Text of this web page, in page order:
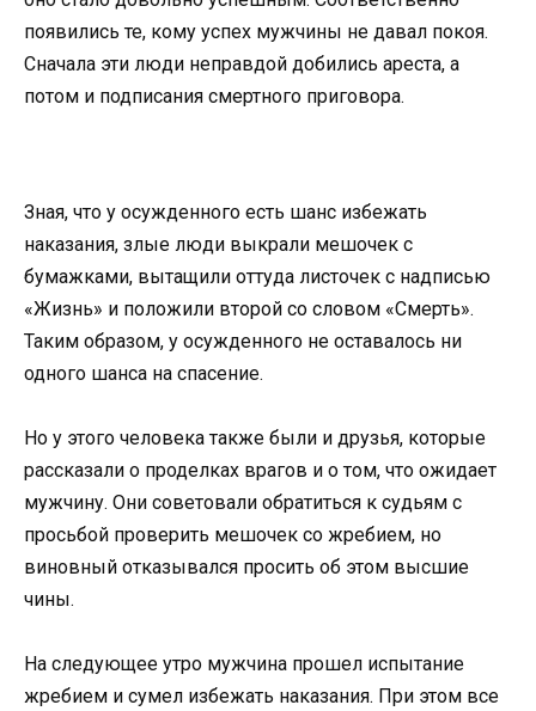
появились те, кому успех мужчины не давал покоя.
Сначала эти люди неправдой добились ареста, а
потом и подписания смертного приговора.
Зная, что у осужденного есть шанс избежать
наказания, злые люди выкрали мешочек с
бумажками, вытащили оттуда листочек с надписью
«Жизнь» и положили второй со словом «Смерть».
Таким образом, у осужденного не оставалось ни
одного шанса на спасение.
Но у этого человека также были и друзья, которые
рассказали о проделках врагов и о том, что ожидает
мужчину. Они советовали обратиться к судьям с
просьбой проверить мешочек со жребием, но
виновный отказывался просить об этом высшие
чины.
На следующее утро мужчина прошел испытание
жребием и сумел избежать наказания. При этом все